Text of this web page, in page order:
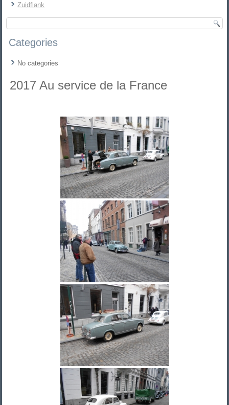
Zuidflank
Categories
No categories
2017 Au service de la France